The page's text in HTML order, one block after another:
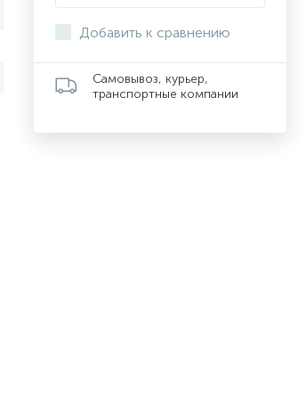
Добавить к сравнению
Самовывоз, курьер,
транспортные компании